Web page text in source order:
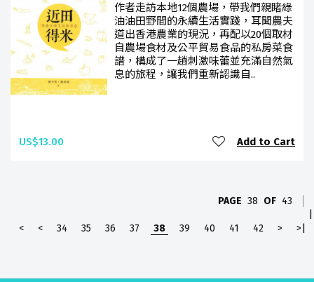
作者走訪本地12個農場，帶我們親睹綠
油油田野間的永續生活實踐，耳聞農夫
道出香港農業的現況，再配以20個取材
自農場食材及公平貿易食品的私房菜食
譜，構成了一趟刺激味蕾並充滿自然氣
息的旅程，讓我們重新認識自..
US$13.00 Add to Cart
PAGE 38 OF 43
<
< 34 35 36 37 38 39 40 41 42 > >|